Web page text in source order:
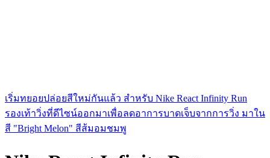
เริ่มทยอยปล่อยสีใหม่กันแล้ว สำหรับ Nike React Infinity Run
รองเท้าวิ่งที่ดีไซน์ออกมาเพื่อลดอาการบาดเจ็บจากการวิ่ง มาใน
สี "Bright Melon" สีส้มอมชมพู